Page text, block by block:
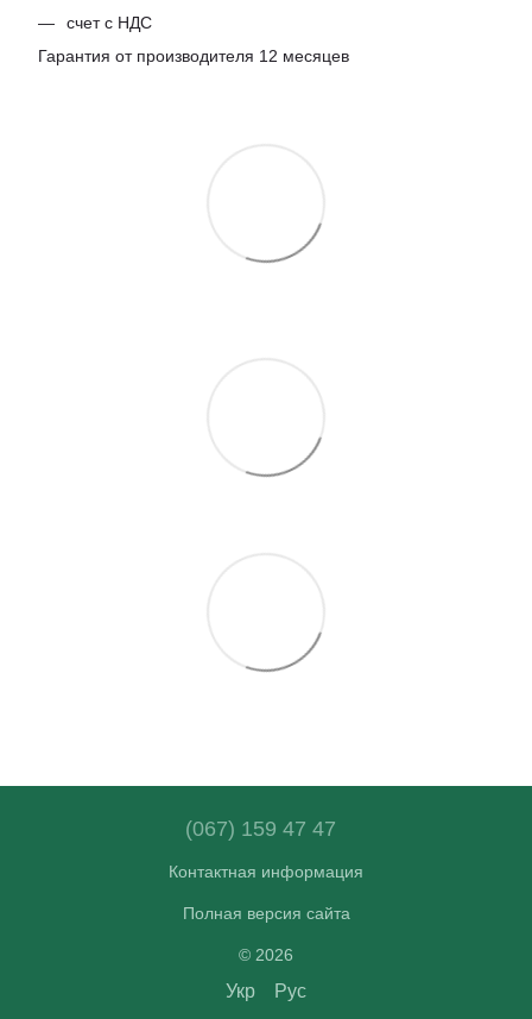
счет с НДС
Гарантия от производителя 12 месяцев
(067) 159 47 47
Контактная информация
Полная версия сайта
© 2026
Укр Рус